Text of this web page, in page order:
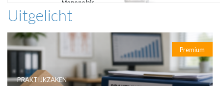
Monopolair
Uitgelicht
Premium
PRAKTIJKZAKEN